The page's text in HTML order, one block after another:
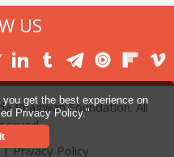
get the best experience on
Privacy Policy."
US
Bhagwan Foundation. All
Privacy Policy